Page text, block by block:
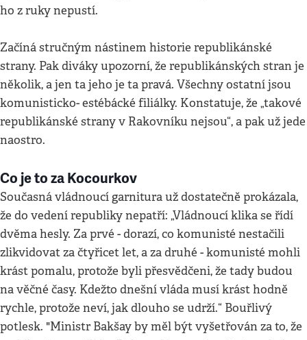
ho z ruky nepustí.
Začíná stručným nástinem historie republikánské
strany. Pak diváky upozorní, že republikánských stran je
několik, a jen ta jeho je ta pravá. Všechny ostatní jsou
komunisticko- estébácké filiálky. Konstatuje, že „takové
republikánské strany v Rakovníku nejsou“, a pak už jede
naostro.
Co je to za Kocourkov
Současná vládnoucí garnitura už dostatečně prokázala,
že do vedení republiky nepatří: „Vládnoucí klika se řídí
dvěma hesly. Za prvé - dorazí, co komunisté nestačili
zlikvidovat za čtyřicet let, a za druhé - komunisté mohli
krást pomalu, protože byli přesvědčeni, že tady budou
na věčné časy. Kdežto dnešní vláda musí krást hodně
rychle, protože neví, jak dlouho se udrží.“ Bouřlivý
potlesk. "Ministr Bakšay by měl být vyšetřován za to, že